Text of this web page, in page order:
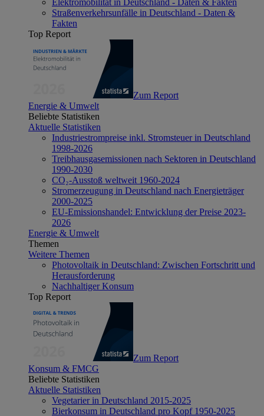
Straßenverkehrsunfälle in Deutschland - Daten &
Fakten
Top Report
Zum Report
Energie & Umwelt
Beliebte Statistiken
Aktuelle Statistiken
Industriestrompreise inkl. Stromsteuer in Deutschland
1998-2026
Treibhausgasemissionen nach Sektoren in Deutschland
1990-2030
CO₂-Ausstoß weltweit 1960-2024
Stromerzeugung in Deutschland nach Energieträger
2000-2025
EU-Emissionshandel: Entwicklung der Preise 2023-
2026
Energie & Umwelt
Themen
Weitere Themen
Photovoltaik in Deutschland: Zwischen Fortschritt und
Herausforderung
Nachhaltiger Konsum
Top Report
Zum Report
Konsum & FMCG
Beliebte Statistiken
Aktuelle Statistiken
Vegetarier in Deutschland 2015-2025
Bierkonsum in Deutschland pro Kopf 1950-2025